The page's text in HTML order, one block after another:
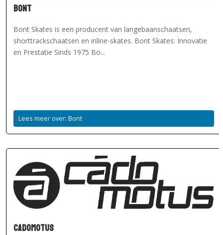
Bont
Bont Skates is een producent van langebaanschaatsen,
shorttrackschaatsen en inline-skates. Bont Skates: Innovatie
en Prestatie Sinds 1975 Bo...
Lees meer over: Bont
Cadomotus